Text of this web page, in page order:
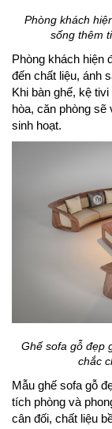
Phòng khách
sống thêm
Phòng khách hiện
đến chất liệu, ánh
Khi bàn ghế, kệ
hòa, căn phòng